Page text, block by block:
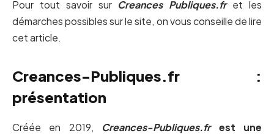
Pour tout savoir sur Creances Publiques.fret les
démarches possibles sur le site, on vous conseille de lire
cet article.
Creances-Publiques.fr :
présentation
Créée en 2019, Creances-Publiques.fr
est une